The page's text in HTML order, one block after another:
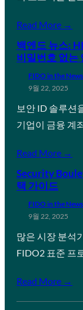
Read More →
백엔드 뉴스:
비밀번호 없는
FIDO in the News
9월 22, 2025
보안 ID 솔루션
기업이 금융 계
Read More →
Security
택 가이드
FIDO in the News
9월 22, 2025
많은 시장 분석
FIDO2 표준 프
Read More →